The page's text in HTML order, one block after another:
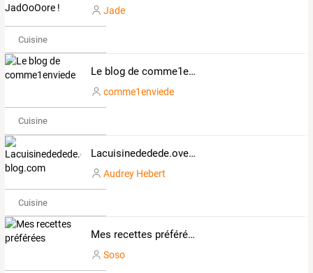
Jade
Cuisine
Le blog de comme1enviede
comme1enviede
Cuisine
Lacuisinededede.over-blog.com
Audrey Hebert
Cuisine
Mes recettes préférées
Soso